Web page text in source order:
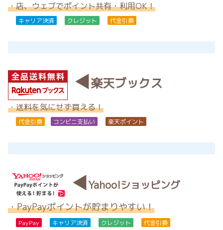
・店、ウェブでポイント共有・利用OK！
キャリア決済 クレジット 代金引換
◀楽天ブックス
・送料を気にせず買える！
代金引換 コンビニ支払い 楽天ポイント
◀Yahoo!ショッピング
・PayPayポイントが貯まりやすい！
PayPay キャリア決済 クレジット 代金引換